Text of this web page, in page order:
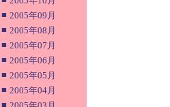
■ 2005年09月
■ 2005年08月
■ 2005年07月
■ 2005年06月
■ 2005年05月
■ 2005年04月
■